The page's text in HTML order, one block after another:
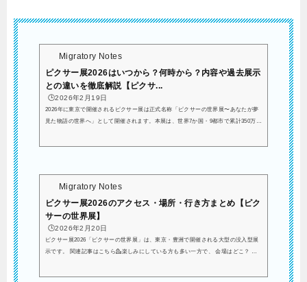
Migratory Notes
ピクサー展2026はいつから？何時から？内容や過去展示
との違いを徹底解説【ピクサ...
🕒️2026年2月19日
2026年に東京で開催されるピクサー展は正式名称「ピクサーの世界展〜あなたが夢
見た物語の世界へ」として開催されます。本展は、世界7か国・9都市で累計350万人
Migratory Notes
ピクサー展2026のアクセス・場所・行き方まとめ【ピク
サーの世界展】
🕒️2026年2月20日
ピクサー展2026「ピクサーの世界展」は、東京・豊洲で開催される大型の没入型展
示です。 関連記事はこちら💁楽しみにしている方も多い一方で、 会場はどこ？ 最